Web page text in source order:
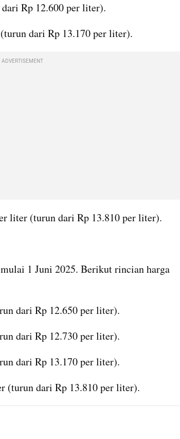
Rp 12.600 per liter).
dari Rp 13.170 per liter).
ADVERTISEMENT
liter (turun dari Rp 13.810 per liter).
1 Juni 2025. Berikut rincian harga
dari Rp 12.650 per liter).
dari Rp 12.730 per liter).
dari Rp 13.170 per liter).
(turun dari Rp 13.810 per liter).